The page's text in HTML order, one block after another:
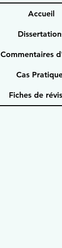
Accueil
Commentaires
Cas
Fiches de